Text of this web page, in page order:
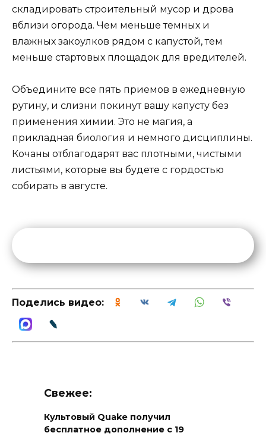
складировать строительный мусор и дрова
вблизи огорода. Чем меньше темных и
влажных закоулков рядом с капустой, тем
меньше стартовых площадок для вредителей.
Объедините все пять приемов в ежедневную
рутину, и слизни покинут вашу капусту без
применения химии. Это не магия, а
прикладная биология и немного дисциплины.
Кочаны отблагодарят вас плотными, чистыми
листьями, которые вы будете с гордостью
собирать в августе.
Поделись видео:
Свежее:
Культовый Quake получил
бесплатное дополнение с 19